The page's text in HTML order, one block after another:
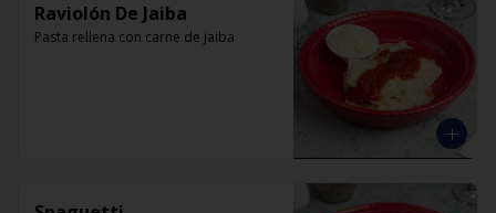
Raviolón De Jaiba
Pasta rellena con carne de jaiba